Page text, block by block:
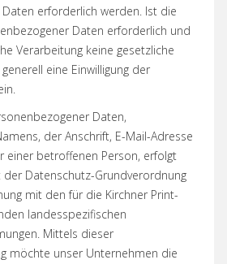
erforderlich werden. Ist die
Daten erforderlich und
Verarbeitung keine gesetzliche
eine Einwilligung der
Daten,
der Anschrift, E-Mail-Adresse
einer betroffenen Person, erfolgt
Datenschutz-Grundverordnung
mit den für die Kirchner Print-
landesspezifischen
Mittels dieser
möchte unser Unternehmen die